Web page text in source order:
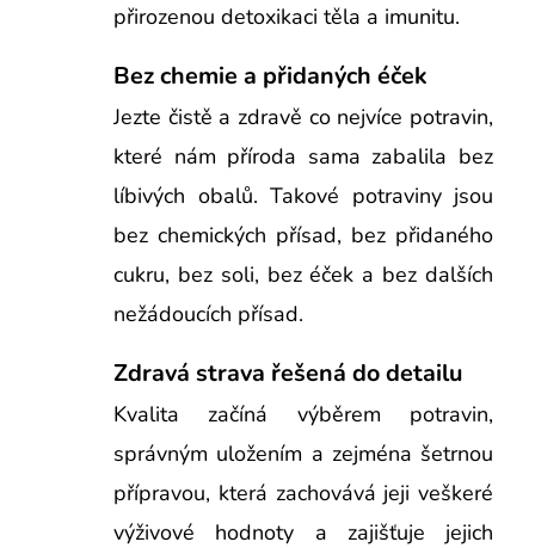
přirozenou detoxikaci těla a imunitu.
Bez chemie a přidaných éček
Jezte čistě a zdravě co nejvíce potravin,
které nám příroda sama zabalila bez
líbivých obalů. Takové potraviny jsou
bez chemických přísad, bez přidaného
cukru, bez soli, bez éček a bez dalších
nežádoucích přísad.
Zdravá strava řešená do detailu
Kvalita začíná výběrem potravin,
správným uložením a zejména šetrnou
přípravou, která zachovává jeji veškeré
výživové hodnoty a zajišťuje jejich